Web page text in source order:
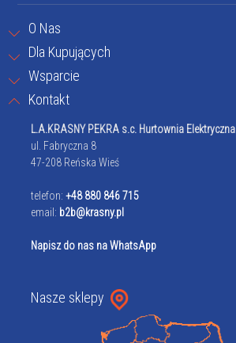
O Nas
Dla Kupujących
Wsparcie
Kontakt
L.A.KRASNY PEKRA s.c. Hurtownia Elektryczna
ul. Fabryczna 8
47-208 Reńska Wieś
telefon: +48 880 846 715
email: b2b@krasny.pl
Napisz do nas na WhatsApp
Nasze sklepy